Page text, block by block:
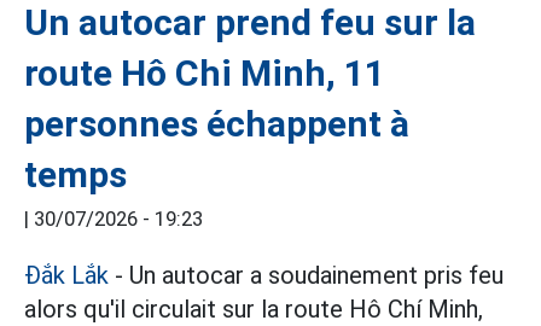
Un autocar prend feu sur la
route Hô Chi Minh, 11
personnes échappent à
temps
| 30/07/2026 - 19:23
Đắk Lắk - Un autocar a soudainement pris feu
alors qu'il circulait sur la route Hô Chí Minh,